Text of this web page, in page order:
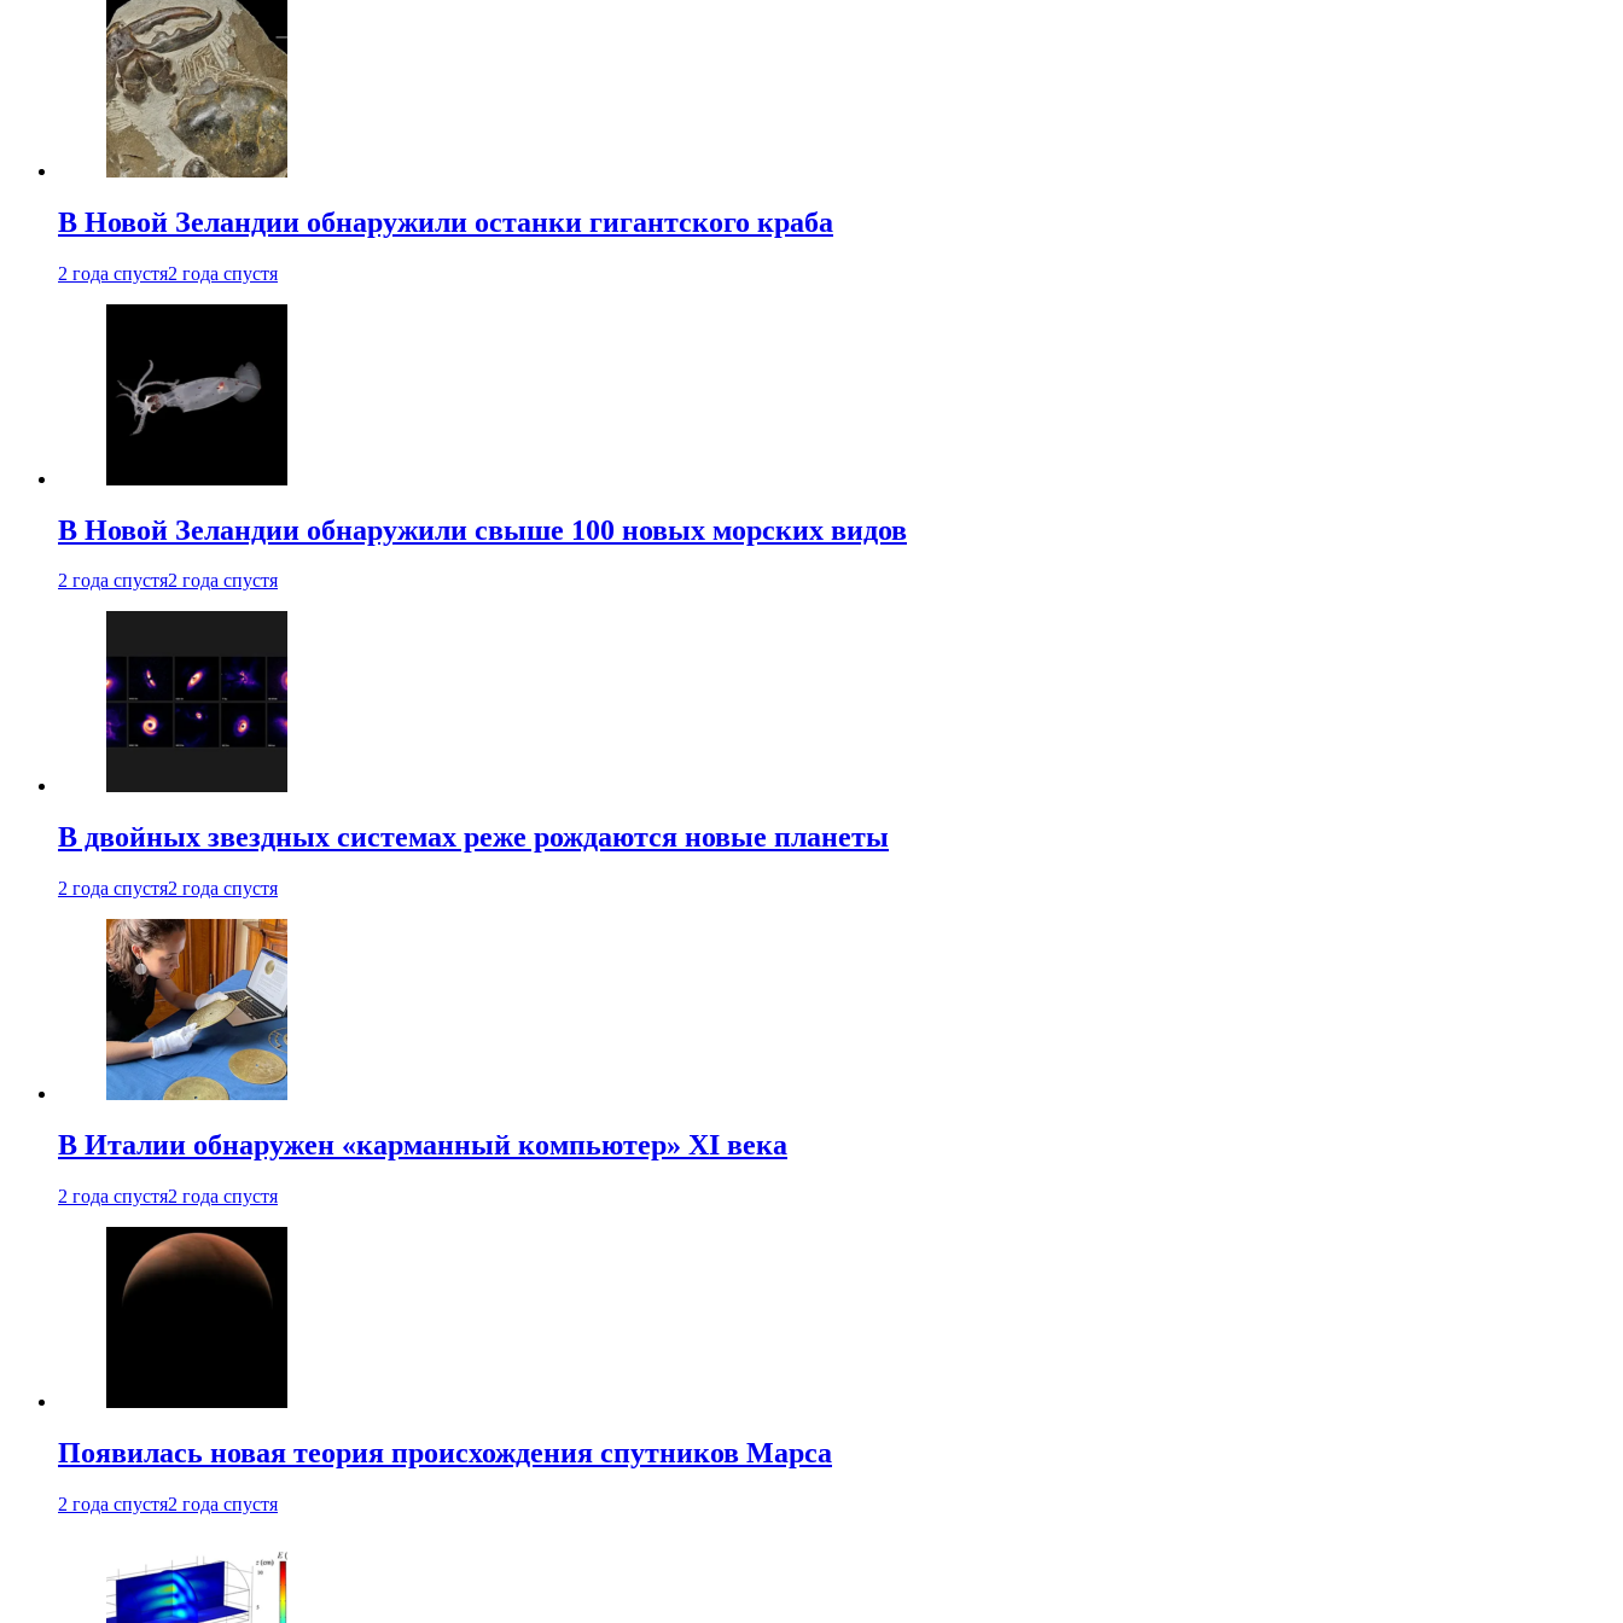
В Новой Зеландии обнаружили останки гигантского краба
2 года спустя2 года спустя
В Новой Зеландии обнаружили свыше 100 новых морских видов
2 года спустя2 года спустя
В двойных звездных системах реже рождаются новые планеты
2 года спустя2 года спустя
В Италии обнаружен «карманный компьютер» XI века
2 года спустя2 года спустя
Появилась новая теория происхождения спутников Марса
2 года спустя2 года спустя